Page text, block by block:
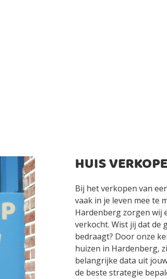
HUIS
Bij het verkopen van
vaak in je leven mee te
Hardenberg zorgen wij
verkocht. Wist jij dat de
bedraagt? Door onze
huizen in Hardenberg,
belangrijke data uit
de beste strategie